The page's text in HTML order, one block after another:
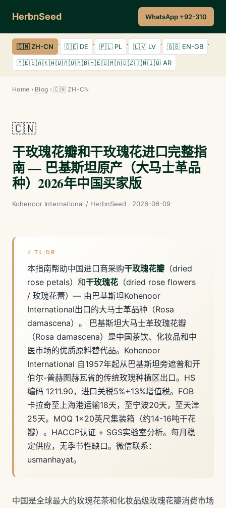
HerbnSeed WhatsApp +92-310
🇨🇳 ZH-CN · 🇩🇪 DE · 🇵🇱 PL · 🇱🇻 LV · 🇬🇧 EN-GB ·
🇦🇪🇸🇦🇰🇼🇶🇦🇴🇲🇧🇭🇪🇬🇲🇦🇩🇿🇹🇳🇮🇶 AR
Home › Blog › 🇨🇳 ZH-CN
🇨🇳
干玫瑰花瓣和干玫瑰花进口完整指
南 — 巴基斯坦原产（大马士革品
种）2026年中国买家版
Kohenoor International / HerbnSeed · 2026-06-09
⚡ TL;DR
本指南帮助中国进口商采购干玫瑰花瓣 （dried
rose petals）和干玫瑰花 （dried rose flowers
/ 玫瑰花蕾）— 由巴基斯坦Kohenoor
International出口的大马士革品种（Rosa
damascena）。 巴基斯坦大马士革玫瑰花瓣
（Rosa damascena）是中国茶饮、化妆品和中
医市场的优质原料替代品。Kohenoor
International 自1957年起从巴基斯坦旁遮普和开
伯尔-普赫图赫瓦省的传统玫瑰种植区出口。HS
编码 1211.90，进口关税5%+13%增值税。FOB
卡拉奇至上海港运输18天，至宁波20天，至天津
25天。MOQ 1×20英尺集装箱（约14-16吨干花
瓣）。HACCP认证 + SGS实验室分析。每月稳
定供应，无季节性缺口。微信联系：
usmanhayat。
中国是全球最大的玫瑰花茶和化妆品级玫瑰花瓣消费市场